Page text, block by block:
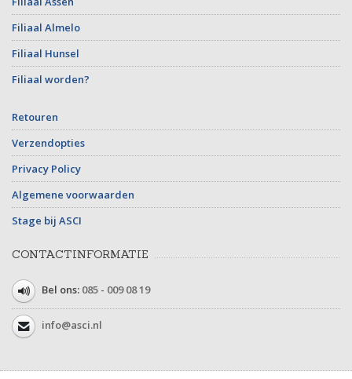
Filiaal Almelo
Filiaal Hunsel
Filiaal worden?
Retouren
Verzendopties
Privacy Policy
Algemene voorwaarden
Stage bij ASCI
CONTACTINFORMATIE
Bel ons: 085 - 009 08 19
info@asci.nl